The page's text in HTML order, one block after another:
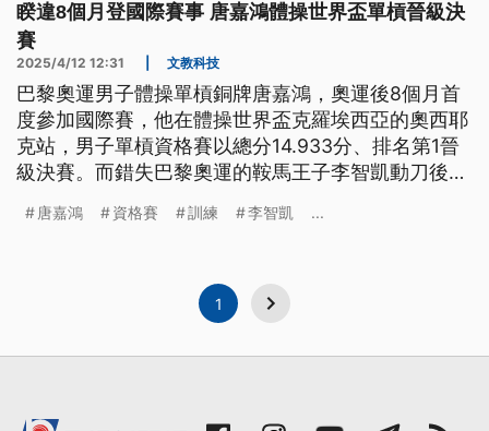
睽違8個月登國際賽事 唐嘉鴻體操世界盃單槓晉級決
賽
2025/4/12 12:31 文教科技
巴黎奧運男子體操單槓銅牌唐嘉鴻，奧運後8個月首
度參加國際賽，他在體操世界盃克羅埃西亞的奧西耶
克站，男子單槓資格賽以總分14.933分、排名第1晉
級決賽。而錯失巴黎奧運的鞍馬王子李智凱動刀後調
唐嘉鴻 資格賽 訓練 李智凱 ...
1